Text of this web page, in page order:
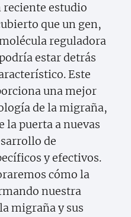
estudio
que un gen,
reguladora
estar detrás
Este
una mejor
de la migraña,
la puerta a nuevas
de
y efectivos.
cómo la
nuestra
migraña y sus